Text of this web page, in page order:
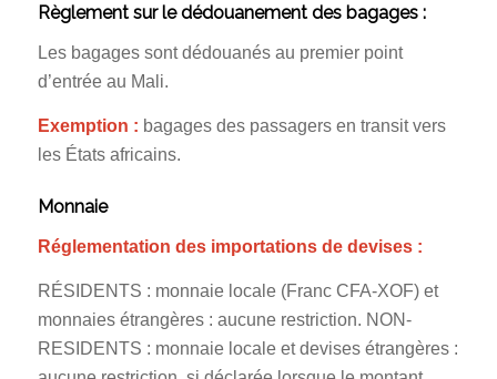
Règlement sur le dédouanement des bagages :
Les bagages sont dédouanés au premier point
d’entrée au Mali.
Exemption : bagages des passagers en transit vers
les États africains.
Monnaie
Réglementation des importations de devises :
RÉSIDENTS : monnaie locale (Franc CFA-XOF) et
monnaies étrangères : aucune restriction. NON-
RESIDENTS : monnaie locale et devises étrangères :